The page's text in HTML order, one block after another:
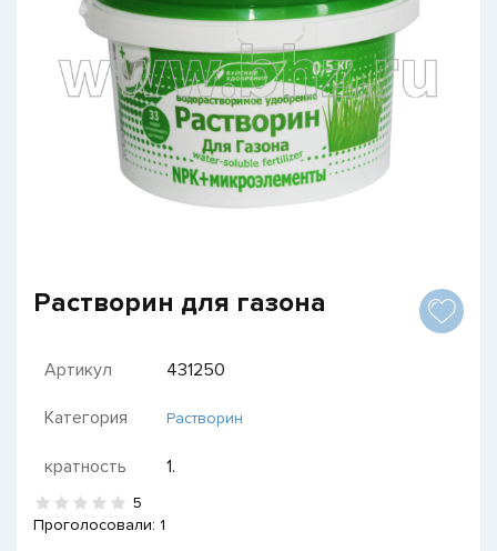
Растворин для газона
Артикул 431250
Категория Растворин
кратность 1.
5
Проголосовали: 1